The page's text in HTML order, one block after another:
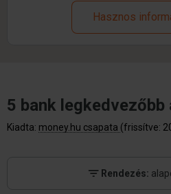
Hasznos
5 bank legkedvezőbb
Kiadta: money.hu csapata (frissítve:
Rendezés: